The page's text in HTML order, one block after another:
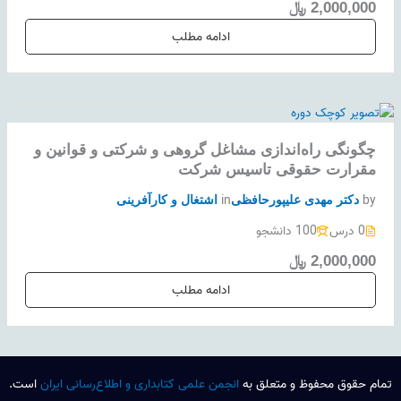
2,000,000 ﷼
ادامه مطلب
چگونگی راه‌اندازی مشاغل گروهی و شرکتی و قوانین و
مقرارت حقوقی تاسیس شرکت
by دکتر مهدی علیپورحافظیin اشتغال و کارآفرینی
0 درس 100 دانشجو
2,000,000 ﷼
ادامه مطلب
تمام حقوق محفوظ و متعلق بهانجمن علمی کتابداری و اطلاع‌رسانی ایراناست.